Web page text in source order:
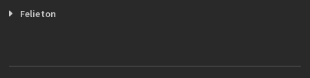
Felieton